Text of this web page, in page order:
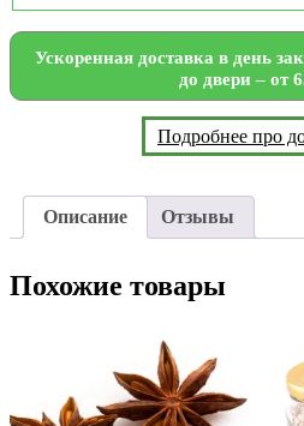
Ускоренная доставка в день
до двери – от
Подробнее про
Описание Отзывы
Похожие товары